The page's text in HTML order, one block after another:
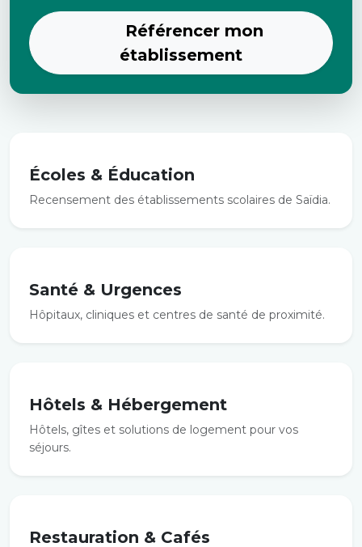
Référencer mon
établissement
Écoles & Éducation
Recensement des établissements scolaires de Saïdia.
Santé & Urgences
Hôpitaux, cliniques et centres de santé de proximité.
Hôtels & Hébergement
Hôtels, gîtes et solutions de logement pour vos
séjours.
Restauration & Cafés